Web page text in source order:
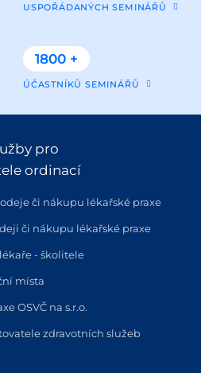
USPOŘÁDANÝCH SEMINÁŘŮ
1800 +
ÚČASTNÍKŮ SEMINÁŘŮ
pro
ordinací
či nákupu lékařské praxe
či nákupu lékařské praxe
- školitele
místa
OSVČ na s.r.o.
zdravotních služeb